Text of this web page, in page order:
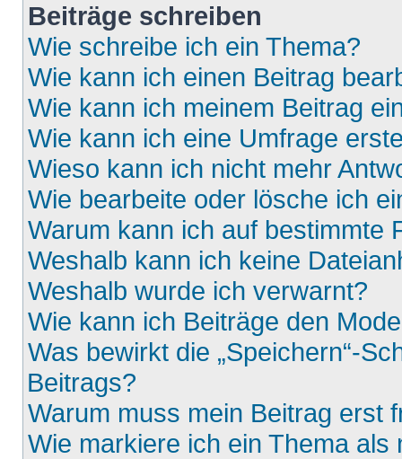
Beiträge schreiben
Wie schreibe ich ein Thema?
Wie kann ich einen Beitrag
Wie kann ich meinem Beitrag
Wie kann ich eine Umfrage
Wieso kann ich nicht mehr
Wie bearbeite oder lösche ich
Warum kann ich auf bestimmte
Weshalb kann ich keine
Weshalb wurde ich verwarnt?
Wie kann ich Beiträge den
Was bewirkt die „Speichern“-
Beitrags?
Warum muss mein Beitrag erst
Wie markiere ich ein Thema als